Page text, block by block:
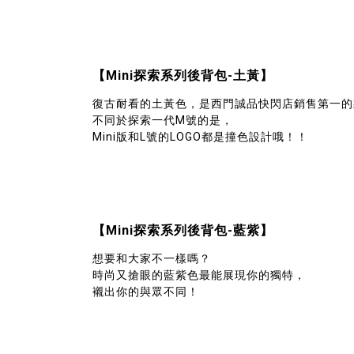
【Mini探索系列後背包-土黃】
復古耐看的土黃色，是西門誠品快閃店銷售第一
不同於探索一代M號的是，
Mini版和L號的LOGO都是撞色設計哦！！
【Mini探索系列後背包-藍紫】
想要和大家不一樣嗎？
時尚又搶眼的藍紫色最能展現你的獨特，
襯出你的與眾不同！